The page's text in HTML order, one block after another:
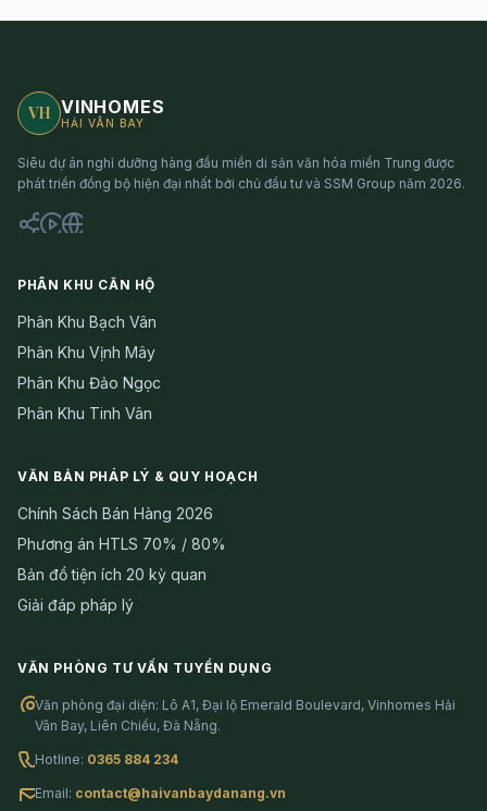
VH VINHOMES
HẢI VÂN BAY
Siêu dự án nghỉ dưỡng hàng đầu miền di sản văn hóa miền Trung được
phát triển đồng bộ hiện đại nhất bởi chủ đầu tư và SSM Group năm 2026.
PHÂN KHU CĂN HỘ
Phân Khu Bạch Vân
Phân Khu Vịnh Mây
Phân Khu Đảo Ngọc
Phân Khu Tinh Vân
VĂN BẢN PHÁP LÝ & QUY HOẠCH
Chính Sách Bán Hàng 2026
Phương án HTLS 70% / 80%
Bản đồ tiện ích 20 kỳ quan
Giải đáp pháp lý
VĂN PHÒNG TƯ VẤN TUYỂN DỤNG
Văn phòng đại diện: Lô A1, Đại lộ Emerald Boulevard, Vinhomes Hải
Vân Bay, Liên Chiểu, Đà Nẵng.
Hotline: 0365 884 234
Email: contact@haivanbaydanang.vn